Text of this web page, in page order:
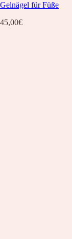
Gelnägel für Füße
45,00€